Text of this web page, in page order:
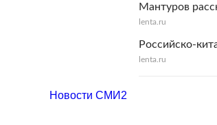
Мантуров
lenta.ru
Российско-
lenta.ru
Новости СМИ2